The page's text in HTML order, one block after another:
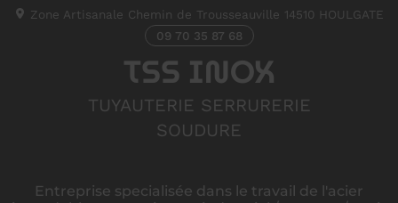
Zone Artisanale Chemin de Trousseauville 14510 HOULGATE
09 70 35 87 68
TSS INOX
TUYAUTERIE SERRURERIE
SOUDURE
Entreprise specialisée dans le travail de l'acier